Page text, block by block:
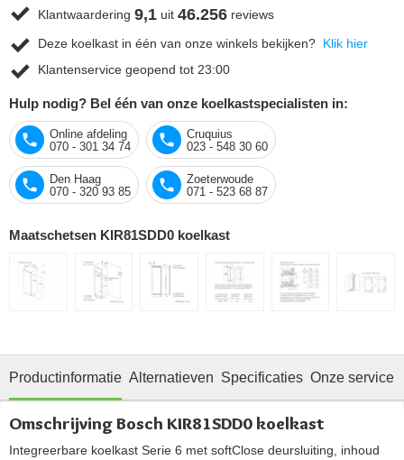
Klantwaardering 9,1 uit 46.256 reviews
Deze koelkast in één van onze winkels bekijken? Klik hier
Klantenservice geopend tot 23:00
Hulp nodig? Bel één van onze koelkastspecialisten in:
Online afdeling
070 - 301 34 74
Cruquius
023 - 548 30 60
Den Haag
070 - 320 93 85
Zoeterwoude
071 - 523 68 87
Maatschetsen KIR81SDD0 koelkast
Productinformatie Alternatieven Specificaties Onze service
Omschrijving Bosch KIR81SDD0 koelkast
Integreerbare koelkast Serie 6 met softClose deursluiting, inhoud